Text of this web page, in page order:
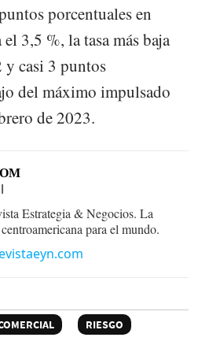
porcentuales en
3,5 %, la tasa más baja
y casi 3 puntos
del máximo impulsado
de 2023.
Estrategia & Negocios. La
para el mundo.
RIESGO